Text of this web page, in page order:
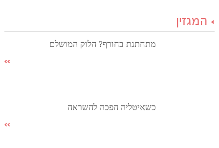
המגזין
מתחתנת בחורף? הלוק המושלם
כשאיטליה הפכה להשראה